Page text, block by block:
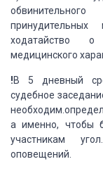
принудительных
ходатайство
медицинского
!В 5 дневный
судебное
а именно, чтобы
участникам
оповещений.